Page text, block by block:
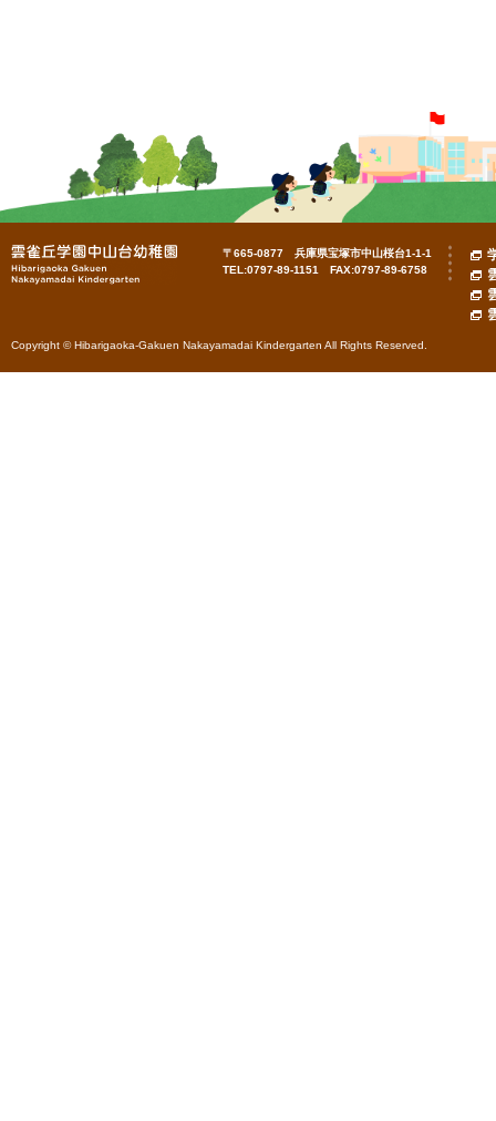
〒665-0877 兵庫県宝塚市中山桜台1-1-1
TEL:0797-89-1151 FAX:0797-89-6758
Copyright © Hibarigaoka-Gakuen Nakayamadai Kindergarten All Rights Reserved.